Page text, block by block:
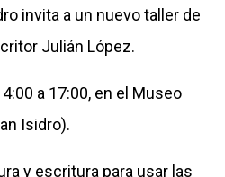
invita a un nuevo taller de
Julián López.
a 17:00, en el Museo
Isidro).
y escritura para usar las